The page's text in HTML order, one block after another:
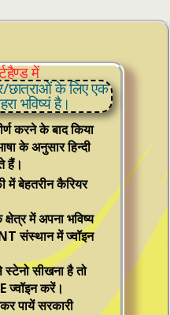
में
छात्राओं के लिए एक
भविष्यं है।
करने के बाद किया
के अनुसार हिन्‍दी
हैं।
में बेहतरीन कैरियर
में अपना भविष्‍य
संस्‍थान में ज्‍वॉइन
सीखना है तो
करें।
पायें सरकारी